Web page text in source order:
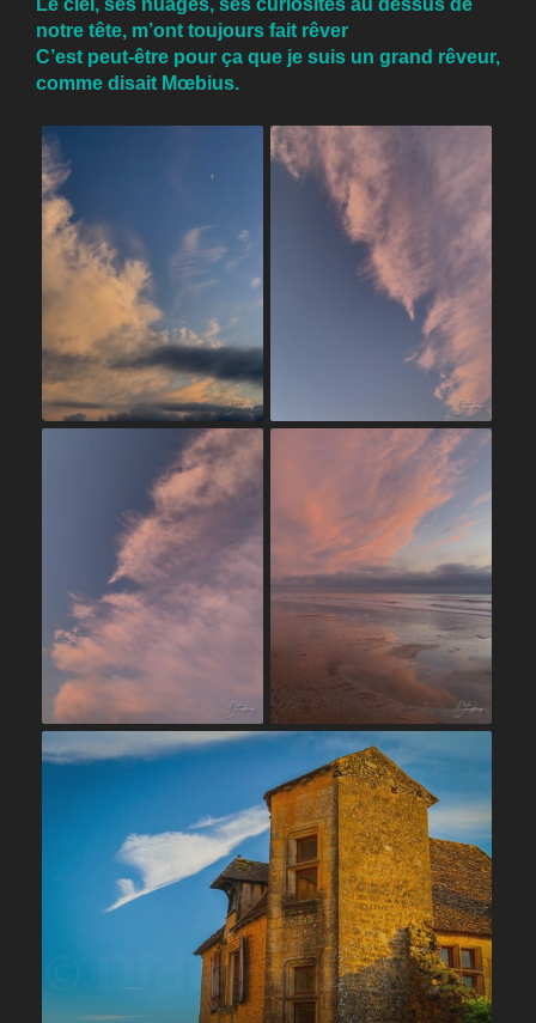
Le ciel, ses nuages, ses curiosités au dessus de
notre tête, m’ont toujours fait rêver
C’est peut-être pour ça que je suis un grand rêveur,
comme disait Mœbius.